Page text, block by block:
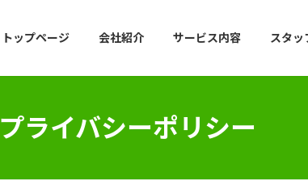
トップページ 会社紹介 サービス内容 スタッ
プライバシーポリシー